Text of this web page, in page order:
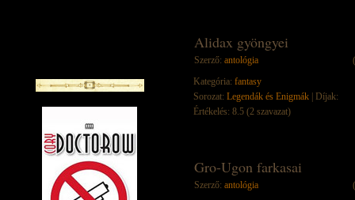
Alidax gyöngyei
Szerző: antológia
Kategória: fantasy
Sorozat: Legendák és Enigmák | Díjak:
Értékelés: 8.5 (2 szavazat)
Gro-Ugon farkasai
Szerző: antológia